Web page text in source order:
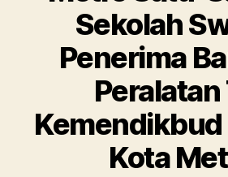
Sekolah
Penerima
Peralatan
Kemendikbud
Kota